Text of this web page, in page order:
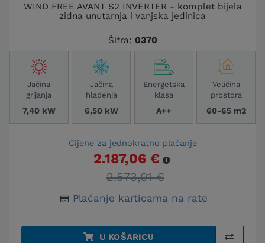
WIND FREE AVANT S2 INVERTER - komplet bijela
zidna unutarnja i vanjska jedinica
Šifra: 0370
Jačina
grijanja
7,40 kW
Jačina
hlađenja
6,50 kW
Energetska
klasa
A++
Veličina
prostora
60-65 m2
Cijene za jednokratno plaćanje
2.187,06 €
2.573,01 €
Plaćanje karticama na rate
U KOŠARICU